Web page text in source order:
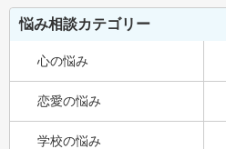
悩み相談カテゴリー
心の悩み
恋愛の悩み
学校の悩み